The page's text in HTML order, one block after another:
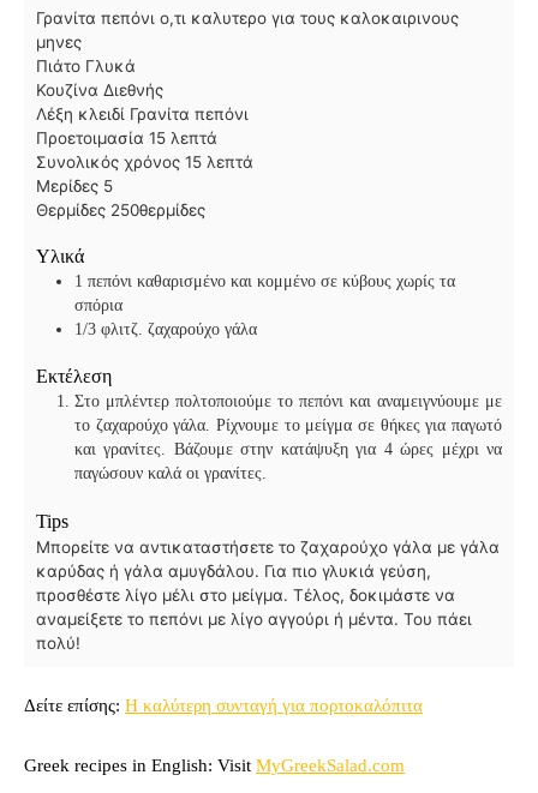
Γρανίτα πεπόνι ο,τι καλυτερο για τους καλοκαιρινους
μηνες
Πιάτο Γλυκά
Κουζίνα Διεθνής
Λέξη κλειδί Γρανίτα πεπόνι
Προετοιμασία 15λ
ε
τ
λεπτά
Συνολικός χρόνος 15λ
π
λεπτά
Μερίδες 5
Θερμίδες 250θερμίδες
Υλικά
1 πεπόνι καθαρισμένο και κομμένο σε κύβους χωρίς τα
σπόρια
1/3 φλιτζ. ζαχαρούχο γάλα
Εκτέλεση
Στο μπλέντερ πολτοποιούμε το πεπόνι και αναμειγνύουμε με
το ζαχαρούχο γάλα. Ρίχνουμε το μείγμα σε θήκες για παγωτό
και γρανίτες. Βάζουμε στην κατάψυξη για 4 ώρες μέχρι να
παγώσουν καλά οι γρανίτες.
Tips
Μπορείτε να αντικαταστήσετε το ζαχαρούχο γάλα με γάλα
καρύδας ή γάλα αμυγδάλου. Για πιο γλυκιά γεύση,
προσθέστε λίγο μέλι στο μείγμα. Τέλος, δοκιμάστε να
αναμείξετε το πεπόνι με λίγο αγγούρι ή μέντα. Του πάει
πολύ!
Δείτε επίσης: Η καλύτερη συνταγή για πορτοκαλόπιτα
Greek recipes in English: Visit MyGreekSalad.com